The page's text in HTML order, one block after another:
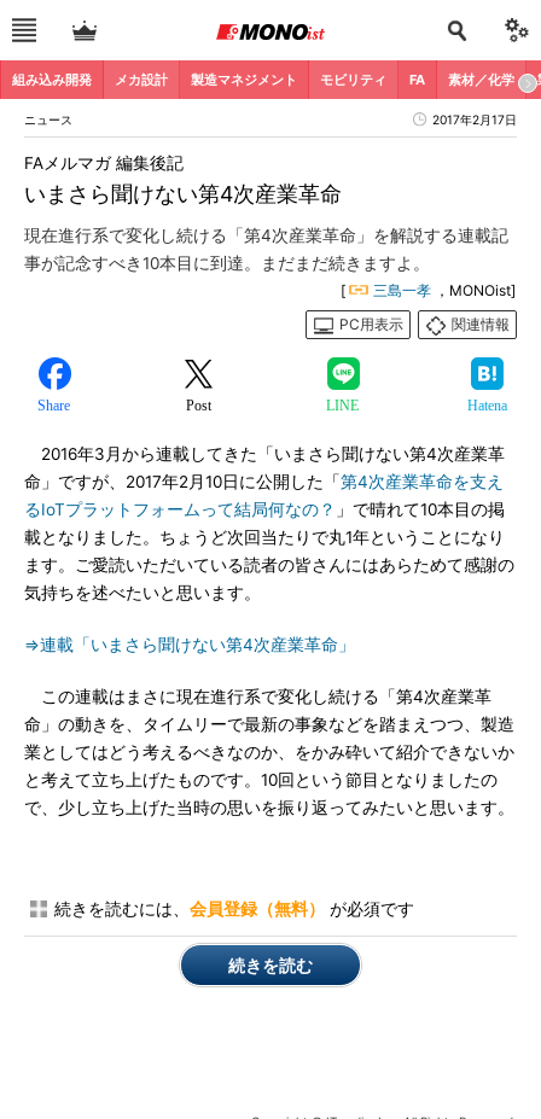
組み込み開発 メカ設計 製造マネジメント モビリティ FA 素材／化学
ニュース 2017年2月17日
いまさら聞けない第4次産業革命
FAメルマガ 編集後記
現在進行系で変化し続ける「第4次産業革命」を解説する連載記
事が記念すべき10本目に到達。まだまだ続きますよ。
[ 三島一孝 ，MONOist]
PC用表示
関連情報
Share Post LINE Hatena
2016年3月から連載してきた「いまさら聞けない第4次産業革
命」ですが、2017年2月10日に公開した「第4次産業革命を支え
るIoTプラットフォームって結局何なの？ 」で晴れて10本目の掲
載となりました。ちょうど次回当たりで丸1年ということになり
ます。ご愛読いただいている読者の皆さんにはあらためて感謝の
気持ちを述べたいと思います。
⇒連載「いまさら聞けない第4次産業革命」
この連載はまさに現在進行系で変化し続ける「第4次産業革
命」の動きを、タイムリーで最新の事象などを踏まえつつ、製造
業としてはどう考えるべきなのか、をかみ砕いて紹介できないか
と考えて立ち上げたものです。10回という節目となりましたの
で、少し立ち上げた当時の思いを振り返ってみたいと思います。
続きを読むには、 会員登録（無料） が必須です
続きを読む